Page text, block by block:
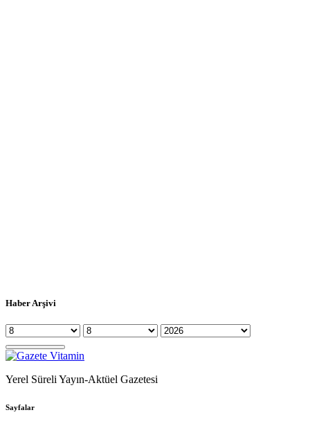
Haber Arşivi
Yerel Süreli Yayın-Aktüel Gazetesi
Sayfalar